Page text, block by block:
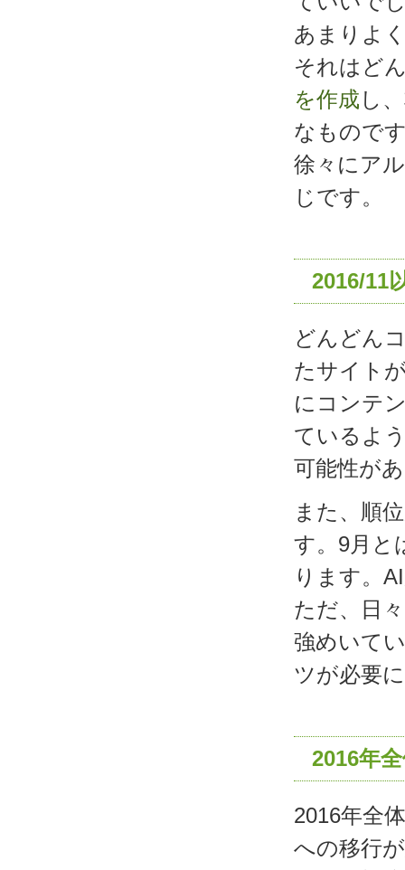
あまりよ
それはど
を作成 し
なもので
徐々にア
じです。
2016/11
どんどん
たサイト
にコンテ
ているよ
可能性が
また、順
す。9月と
ります。
ただ、日
強めいて
ツが必要
2016年
2016年全
への移行